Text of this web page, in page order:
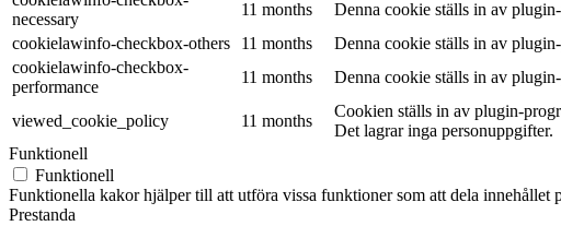
necessary
11 months
Denna cookie ställs in av
cookielawinfo-checkbox-others
11 months
Denna cookie ställs in av
cookielawinfo-checkbox-
performance
11 months Denna cookie ställs in av
viewed_cookie_policy 11 months
Cookien ställs in av plugin-
Det lagrar inga personuppgifter.
Funktionell
Funktionell
Funktionella kakor hjälper till att utföra vissa funktioner som att dela innehållet
Prestanda